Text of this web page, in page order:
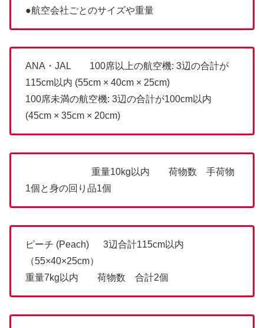
●航空会社ごとのサイズや重量
ANA・JAL 100席以上の航空機: 3辺の合計が
115cm以内 (55cm × 40cm × 25cm)
100席未満の航空機: 3辺の合計が100cm以内
(45cm × 35cm × 20cm)
重量10kg以内 荷物数 手荷物
1個と身の回り品1個
ピーチ (Peach) 3辺合計115cm以内
（55×40×25cm）
重量7kg以内 荷物数 合計2個